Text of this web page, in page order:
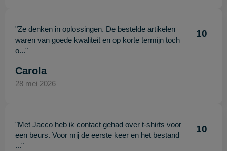
"Ze denken in oplossingen. De bestelde artikelen
waren van goede kwaliteit en op korte termijn toch
o..."
10
Carola
28 mei 2026
"Met Jacco heb ik contact gehad over t-shirts voor
een beurs. Voor mij de eerste keer en het bestand
..."
10